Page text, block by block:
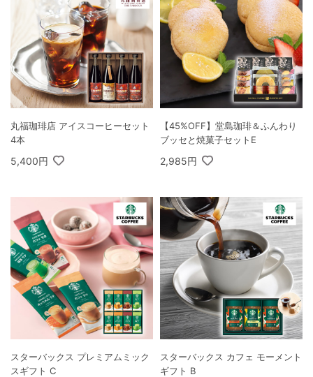
丸福珈琲店 アイスコーヒーセット
4本
5,400円
【45%OFF】堂島珈琲＆ふんわり
ブッセと焼菓子セットE
2,985円
スターバックス プレミアムミック
スギフト C
スターバックス カフェ モーメント
ギフト B